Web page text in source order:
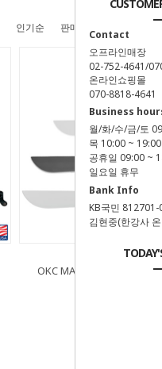
Contact
오프라인매장
02-752-4641/
온라인쇼핑몰
070-8818-4641
Business
월/화/수/금/토
목 10:00 ~ 19:00
공휴일 09:00 ~
일요일 휴무
Bank Info
KB국민
김현중(한강사
인기순 판매순
OKC MACHETE 온타리오 정